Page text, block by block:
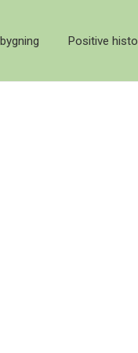
Positive